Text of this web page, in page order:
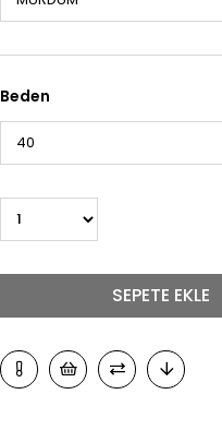
Beden